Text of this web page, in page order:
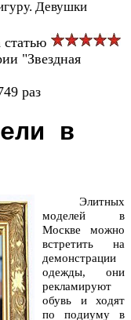
Девушки
статью
"Звездная
раз
в
Элитных
моделей в
Москве можно
встретить на
демонстрации
одежды, они
рекламируют
обувь и ходят
по подиуму в